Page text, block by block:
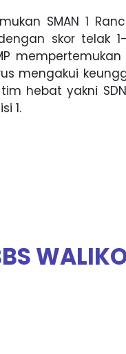
SMAN 1
skor telak
mengakui
hebat yakni
1.